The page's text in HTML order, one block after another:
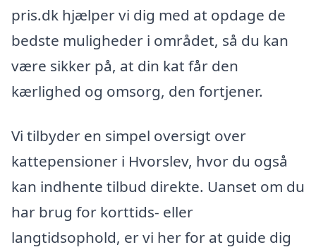
pris.dk hjælper vi dig med at opdage de
bedste muligheder i området, så du kan
være sikker på, at din kat får den
kærlighed og omsorg, den fortjener.
Vi tilbyder en simpel oversigt over
kattepensioner i Hvorslev, hvor du også
kan indhente tilbud direkte. Uanset om du
har brug for korttids- eller
langtidsophold, er vi her for at guide dig